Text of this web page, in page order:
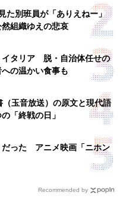
た別班員が「ありえねー」
組織ゆえの悲哀
イタリア 脱・自治体任せの
の温かい食事も
玉音放送）の原文と現代語
「終戦の日」
だった アニメ映画「ニホン
Recommended by